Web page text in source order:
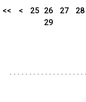
<< < 25 26 27
28
29